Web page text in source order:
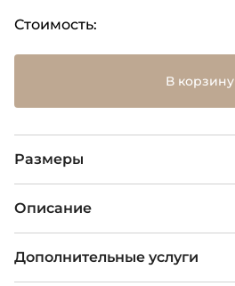
Стоимость:
В корзину
Размеры
Описание
Дополнительные услуги